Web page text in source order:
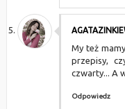
My też
przepisy,
czwarty... A
Odpowiedz